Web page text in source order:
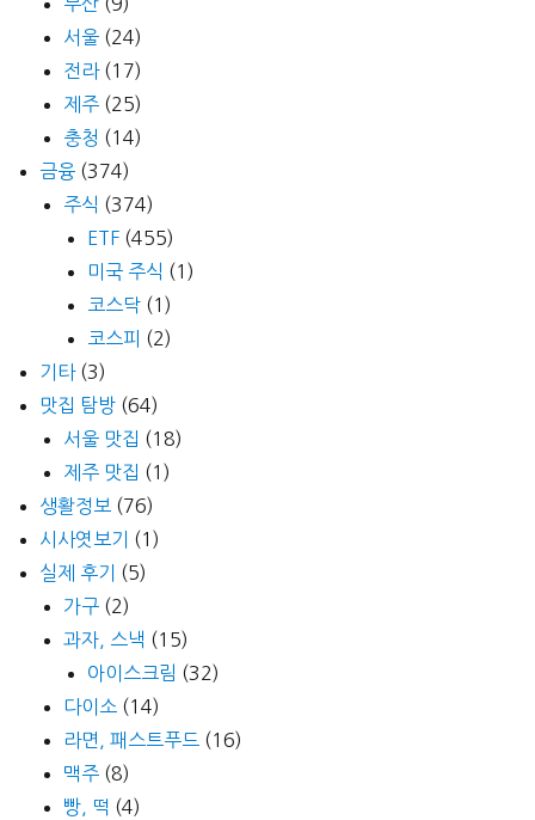
서울 (24)
전라(17)
제주 (25)
충청 (14)
금융 (374)
주식 (374)
ETF (455)
미국 주식 (1)
코스닥 (1)
코스피 (2)
기타(3)
맛집 탐방 (64)
서울 맛집 (18)
제주 맛집 (1)
생활정보 (76)
시사엿보기
(1)
실제 후기
(5)
가구 (2)
과자, 스낵 (15)
아이스크림 (32)
다이소 (14)
라면, 패스트푸드 (16)
맥주 (8)
빵, 떡 (4)